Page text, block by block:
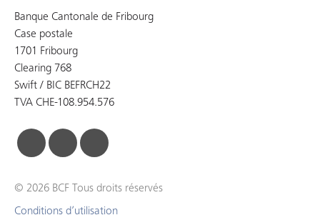
Banque Cantonale de Fribourg
Case postale
1701 Fribourg
Clearing 768
Swift / BIC BEFRCH22
TVA CHE-108.954.576
© 2026 BCF Tous droits réservés
Conditions d’utilisation